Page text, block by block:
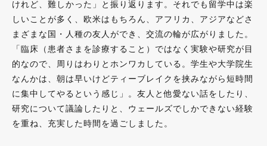
けれど、難しかった」と振り返ります。それでも留学中は楽
しいことが多く、欧米はもちろん、アフリカ、アジアなどさ
まざまな国・人種の友人ができ、交流の輪が広がりました。
「臨床（患者さまを診療すること）ではなく実験や研究が目
的なので、周りはわりとホンワカしている。学生や大学院生
なんかは、朝は早いけどティーブレイクを挟みながら短時間
に集中してやるという感じ」。友人と他愛ない話をしたり、
研究について議論したりと、ウェールズでしかできない経験
を重ね、充実した時間を過ごしました。